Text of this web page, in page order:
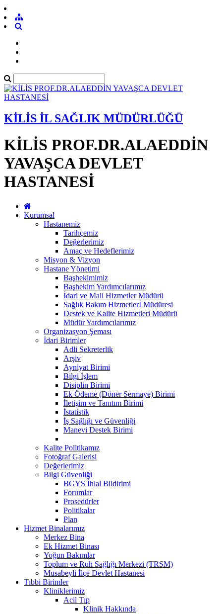
KİLİS İL SAĞLIK MÜDÜRLÜĞÜ
KİLİS PROF.DR.ALAEDDİN
YAVAŞCA DEVLET
HASTANESİ
Kurumsal
Hastanemiz
Tarihçemiz
Değerlerimiz
Amaç ve Hedeflerimiz
Misyon & Vizyon
Hastane Yönetimi
Başhekimimiz
Başhekim Yardımcılarımız
İdari ve Mali Hizmetler Müdürü
Sağlık Bakım Hizmetlerİ Müdüresi
Destek ve Kalite Hizmetleri Müdürü
Müdür Yardımcılarımız
Organizasyon Şeması
İdari Birimler
Adli Sekreterlik
Arşiv
Ayniyat Birimi
Bilgi İşlem
Disiplin Birimi
Ek Ödeme (Döner Sermaye) Birimi
İletişim ve Tanıtım Birimi
İstatistik
İş Sağlığı ve Güvenliği
Manevi Destek Birimi
Kalite Politikamız
Fotoğraf Galerisi
Değerlerimiz
Bilgi Güvenliği
BGYS İhlal Bildirimi
Forumlar
Prosedürler
Politikalar
Plan
Hizmet Binalarımız
Merkez Bina
Ek Hizmet Binası
Yoğun Bakımlar
Toplum ve Ruh Sağlığı Merkezi (TRSM)
Musabeyli İlçe Devlet Hastanesi
Tıbbi Birimler
Kliniklerimiz
Acil Tıp
Klinik Hakkında